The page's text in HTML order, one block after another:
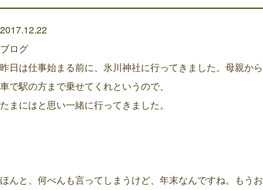
2017.12.22
ブログ
昨日は仕事始まる前に、氷川神社に行ってきました。母親から
車で駅の方まで乗せてくれというので、
たまにはと思い一緒に行ってきました。
ほんと、何べんも言ってしまうけど、年末なんですね。もうお